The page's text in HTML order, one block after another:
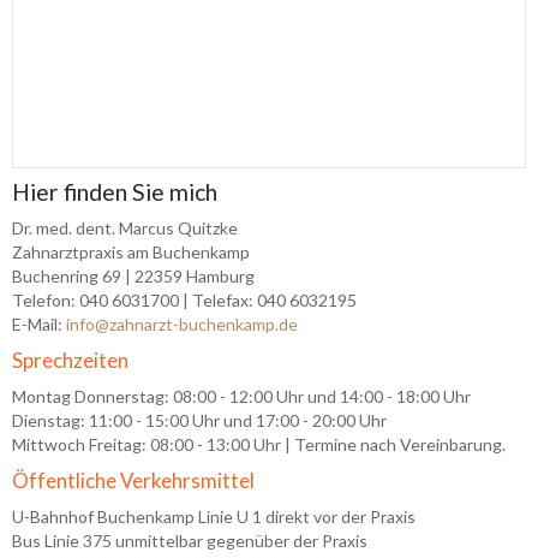
Hier finden Sie mich
Dr. med. dent. Marcus Quitzke
Zahnarztpraxis am Buchenkamp
Buchenring 69 | 22359 Hamburg
Telefon: 040 6031700 | Telefax: 040 6032195
E-Mail: info@zahnarzt-buchenkamp.de
Sprechzeiten
Montag Donnerstag: 08:00 - 12:00 Uhr und 14:00 - 18:00 Uhr
Dienstag: 11 :00 - 15:00 Uhr und 17:00 - 20:00 Uhr
Mittwoch Freitag: 08:00 - 13:00 Uhr | Termine nach Vereinbarung.
Öffentliche Verkehrsmittel
U-Bahnhof Buchenkamp Linie U 1 direkt vor der Praxis
Bus Linie 375 unmittelbar gegenüber der Praxis